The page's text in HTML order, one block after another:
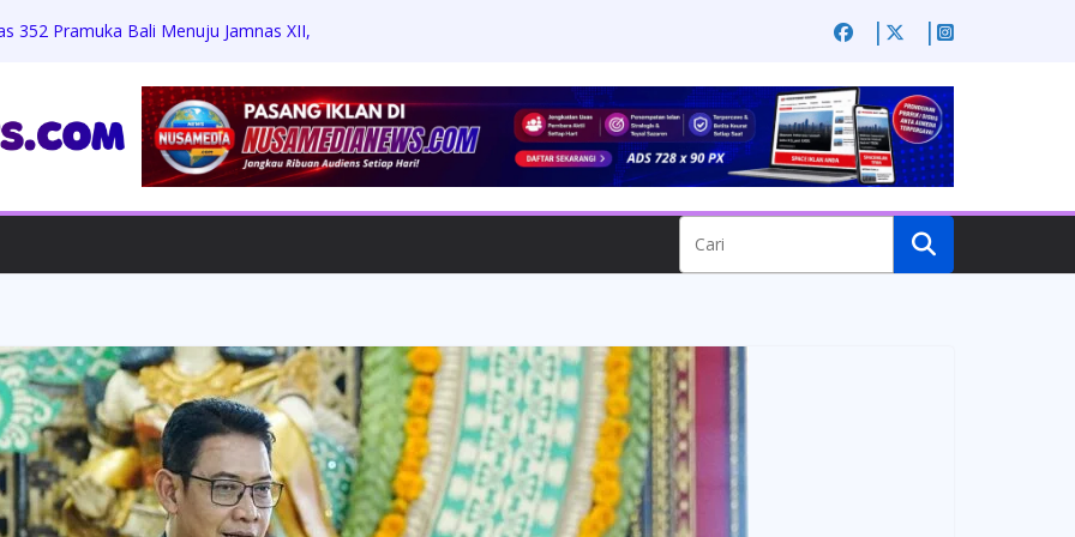
352 Pramuka Bali Menuju Jamnas XII,
Beasiswa Penuh
Berkah, Bagikan Sembako dan
Warga
Harus Hadapi Proses Hukum,
Konfirmasi, Proyek Revitalisasi
Diminta Turun Tangan